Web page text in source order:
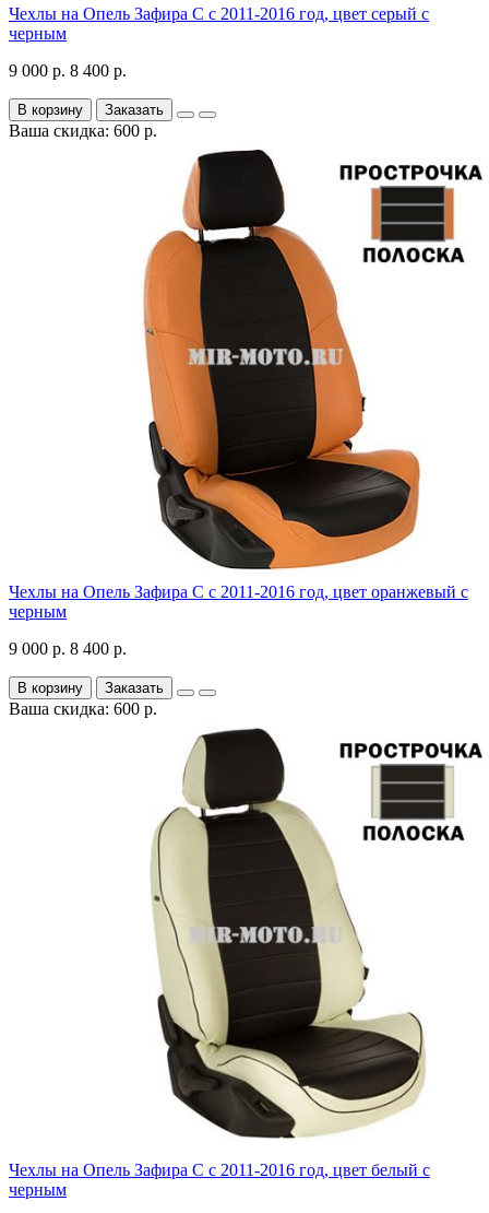
Чехлы на Опель Зафира С с 2011-2016 год, цвет серый с
черным
9 000 р. 8 400 р.
В корзину Заказать
Ваша скидка: 600 р.
Чехлы на Опель Зафира С с 2011-2016 год, цвет оранжевый с
черным
9 000 р. 8 400 р.
В корзину Заказать
Ваша скидка: 600 р.
Чехлы на Опель Зафира С с 2011-2016 год, цвет белый с
черным